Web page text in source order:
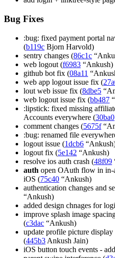
Bug Fixes
:bug: fixed payment portal
(b119c Bjorn Harvold)
sentry changes (86c1c
web logout (f6983 “Ankush)
github bot fix (08a11
web app logout issue fix (
lout web issue fix (8dbe5
web logout issue fix (bb487
:lipstick: fixed missing
Accounts everywhere (30ba0
comment changes (5675f
:bug: renamed file
logout issue (1dcb6
logout fix (5e142 “Ankush)
resolve ios auth crash (48f09
auth open OAuth flow in in-
iOS (75c40 “Ankush)
authentication changes and
“Ankush)
added design chnages for
improve splash image
(c3dac “Ankush)
update profile picture display
(445b3 Ankush Jain)
iOS button touch events -